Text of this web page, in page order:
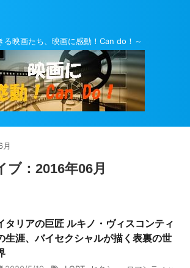
る映画たち、映画に感動！Can do！～
月
ブ：2016年06月
タリアの巨匠 ルキノ・ヴィスコンティ
生涯、バイセクシャルが描く表裏の世